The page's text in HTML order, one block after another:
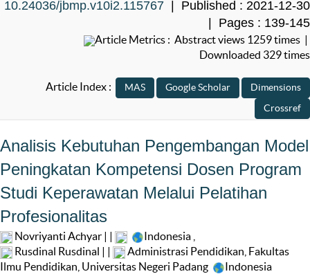
10.24036/jbmp.v10i2.115767 | Published : 2021-12-30
| Pages : 139-145
Article Metrics : Abstract views 1259 times |
Downloaded 329 times
Article Index :
Analisis Kebutuhan Pengembangan Model
Peningkatan Kompetensi Dosen Program
Studi Keperawatan Melalui Pelatihan
Profesionalitas
Novriyanti Achyar | | Indonesia
Rusdinal Rusdinal | |
Administrasi Pendidikan, Fakultas
Ilmu Pendidikan, Universitas Negeri Padang
Indonesia